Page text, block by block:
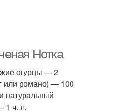
Нотка
огурцы — 2
или романо) — 100
натуральный
1 ч. л.